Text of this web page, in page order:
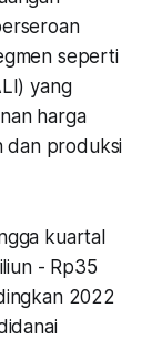
seperti
yang
harga
dan produksi
kuartal
- Rp35
2022